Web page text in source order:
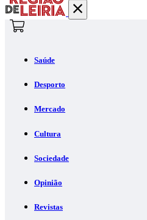
Saúde
Desporto
Mercado
Cultura
Sociedade
Opinião
Revistas